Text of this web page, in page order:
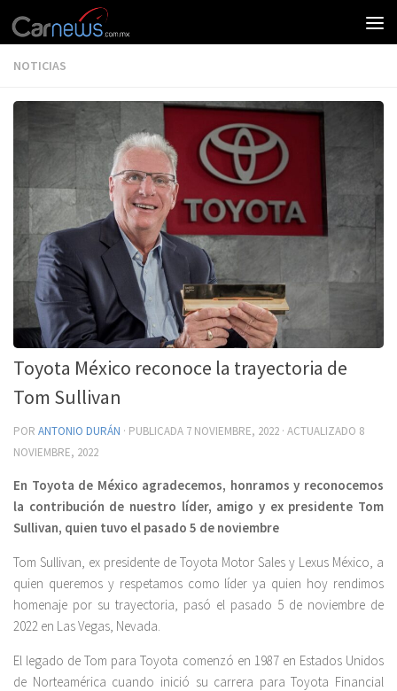
NOTICIAS
Toyota México reconoce la trayectoria de
Tom Sullivan
POR ANTONIO DURÁN · PUBLICADA 7 NOVIEMBRE, 2022 · ACTUALIZADO 8
NOVIEMBRE, 2022
En Toyota de México agradecemos, honramos y reconocemos
la contribución de nuestro líder, amigo y ex presidente Tom
Sullivan, quien tuvo el pasado 5 de noviembre
Tom Sullivan, ex presidente de Toyota Motor Sales y Lexus México, a
quien queremos y respetamos como líder ya quien hoy rendimos
homenaje por su trayectoria, pasó el pasado 5 de noviembre de
2022 en Las Vegas, Nevada.
El legado de Tom para Toyota comenzó en 1987 en Estados Unidos
de Norteamérica cuando inició su carrera para Toyota Financial